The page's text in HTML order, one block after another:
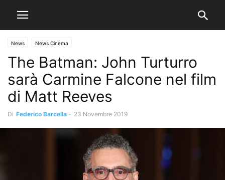
News News Cinema
The Batman: John Turturro
sarà Carmine Falcone nel film
di Matt Reeves
Di Federico Barcella - 23 Novembre 2019